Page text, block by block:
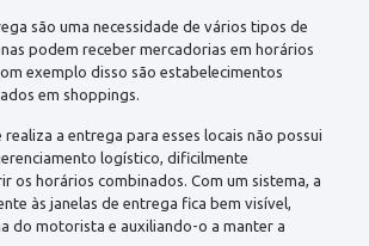
são uma necessidade de vários tipos de
podem receber mercadorias em horários
exemplo disso são estabelecimentos
em shoppings.
realiza a entrega para esses locais não possui
logístico, dificilmente
os horários combinados. Com um sistema, a
às janelas de entrega fica bem visível,
do motorista e auxiliando-o a manter a